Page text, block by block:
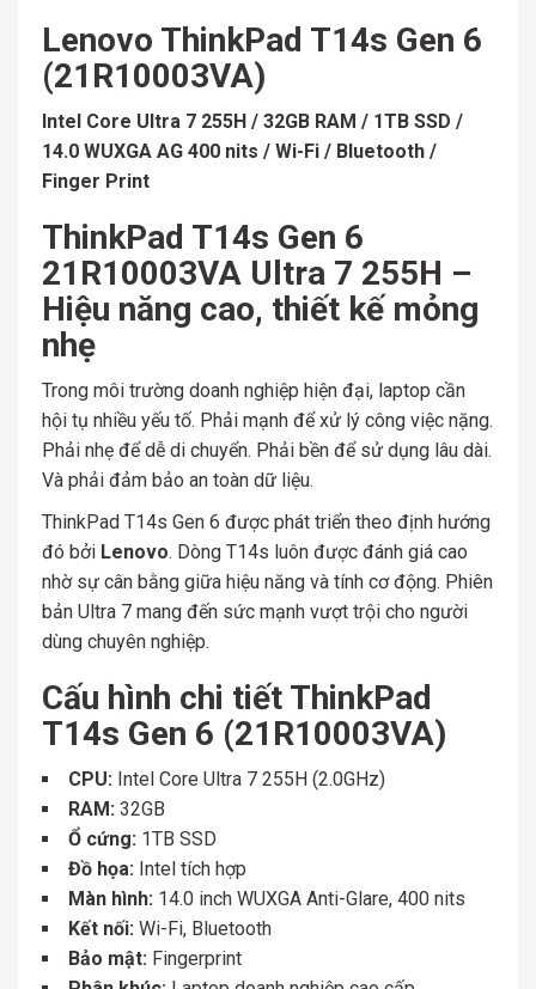
Lenovo ThinkPad T14s Gen 6
(21R10003VA)
Intel Core Ultra 7 255H / 32GB RAM / 1TB SSD /
14.0 WUXGA AG 400 nits / Wi-Fi / Bluetooth /
Finger Print
ThinkPad T14s Gen 6
21R10003VA Ultra 7 255H –
Hiệu năng cao, thiết kế mỏng
nhẹ
Trong môi trường doanh nghiệp hiện đại, laptop cần
hội tụ nhiều yếu tố. Phải mạnh để xử lý công việc nặng.
Phải nhẹ để dễ di chuyển. Phải bền để sử dụng lâu dài.
Và phải đảm bảo an toàn dữ liệu.
ThinkPad T14s Gen 6 được phát triển theo định hướng
đó bởi Lenovo. Dòng T14s luôn được đánh giá cao
nhờ sự cân bằng giữa hiệu năng và tính cơ động. Phiên
bản Ultra 7 mang đến sức mạnh vượt trội cho người
dùng chuyên nghiệp.
Cấu hình chi tiết ThinkPad
T14s Gen 6 (21R10003VA)
CPU: Intel Core Ultra 7 255H (2.0GHz)
RAM: 32GB
Ổ cứng: 1TB SSD
Đồ họa: Intel tích hợp
Màn hình: 14.0 inch WUXGA Anti-Glare, 400 nits
Kết nối: Wi-Fi, Bluetooth
Bảo mật: Fingerprint